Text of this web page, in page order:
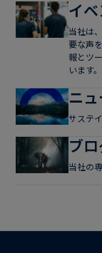
イベ
当社は
要な声
報とツ
います。
ニュ
サステ
ブロ
当社の